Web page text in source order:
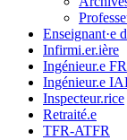
Enseignant·e
Infirmi.er.ière
Ingénieur.e FR
Ingénieur.e
Inspecteur.rice
Retraité.e
TFR-ATFR